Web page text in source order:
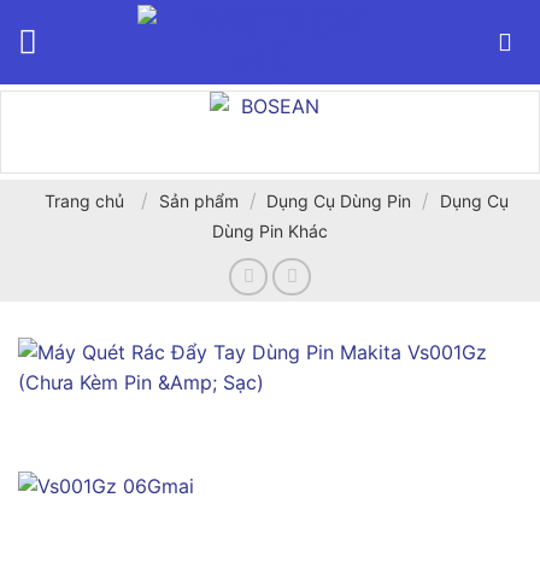
Trang chủ / Sản phẩm / Dụng Cụ Dùng Pin /
Dụng Cụ
Dùng Pin Khác